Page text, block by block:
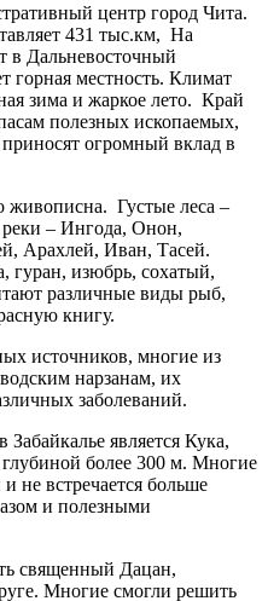
центр город Чита.
431 тыс.км, На
в Дальневосточный
горная местность. Климат
зима и жаркое лето. Край
полезных ископаемых,
огромный вклад в
живописна. Густые леса –
реки – Ингода, Онон,
Арахлей, Иван, Тасей.
изюбрь, сохатый,
различные виды рыб,
книгу.
источников, многие из
нарзанам, их
заболеваний.
является Кука,
глубиной более 300 м. Многие
не встречается больше
и полезными
священный Дацан,
Многие смогли решить